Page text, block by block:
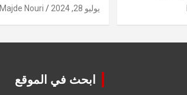
يوليو 28, 2024 Majde Nouri
ابحث في الموقع